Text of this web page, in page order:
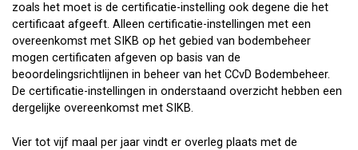
zoals het moet is de certificatie-instelling ook degene die het
certificaat afgeeft. Alleen certificatie-instellingen met een
overeenkomst met SIKB op het gebied van bodembeheer
mogen certificaten afgeven op basis van de
beoordelingsrichtlijnen in beheer van het CCvD Bodembeheer.
De certificatie-instellingen in onderstaand overzicht hebben een
dergelijke overeenkomst met SIKB.
Vier tot vijf maal per jaar vindt er overleg plaats met de